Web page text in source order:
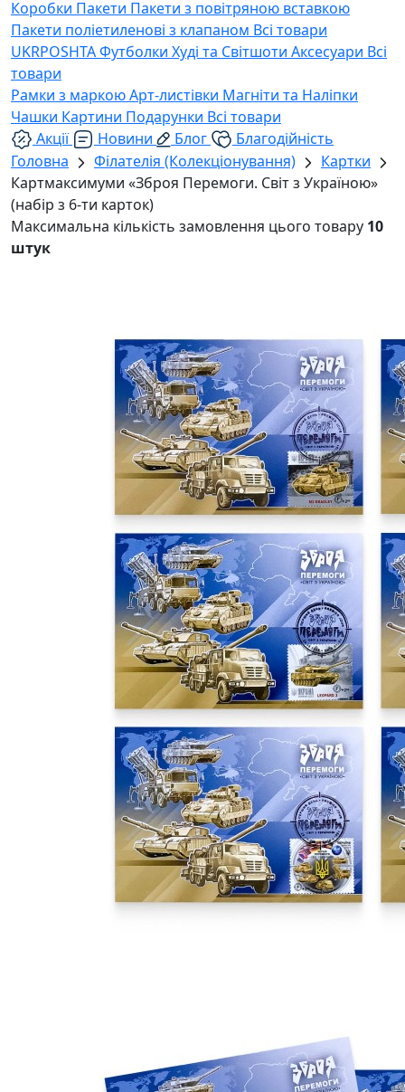
Коробки Пакети Пакети з повітряною вставкою
Пакети поліетиленові з клапаном Всі товари
UKRPOSHTAФутболки Худі та Світшоти Аксесуари Всі
товари
Рамки з маркоюАрт-листівки Магніти та Наліпки
Чашки Картини Подарунки Всі товари
Акції
Новини Блог
Благодійність
Головна
Філателія (Колекціонування)
Картки
Картмаксимуми «Зброя Перемоги. Світ з Україною»
(набір з 6-ти карток)
Максимальна кількість замовлення цього товару 10
штук